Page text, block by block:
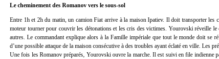
Le cheminement des Romanov vers le sous-sol
Entre 1h et 2h du matin, un camion Fiat arrive à la maison Ipatiev. Il doit transporter les
moteur tourner pour couvrir les détonations et les cris des victimes. Yourovski réveille
autres. Le commandant explique alors à la Famille impériale que tout le monde doit se
d’une possible attaque de la maison consécutive à des troubles ayant éclaté en ville. Les
Une fois les Romanov préparés, Yourovski ouvre la marche. Il est suivi en file indienne